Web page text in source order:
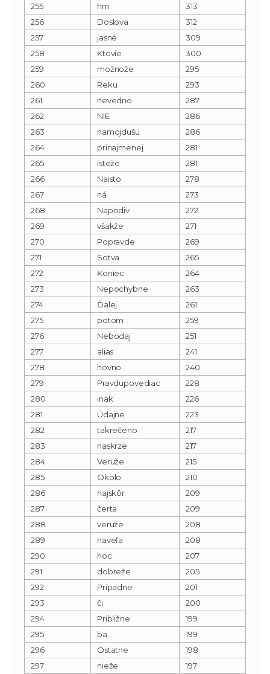
255
hm
313
256
Doslova
312
257
jasné
309
258
Ktovie
300
259
možnože
295
260
Reku
293
261
nevedno
287
262
NIE
286
263
namojdušu
286
264
prinajmenej
281
265
isteže
281
266
Naisto
278
267
ná
273
268
Napodiv
272
269
všakže
271
270
Popravde
269
271
Sotva
265
272
Koniec
264
273
Nepochybne
263
274
Ďalej
261
275
potom
259
276
Nebodaj
251
277
alias
241
278
hovno
240
279
Pravdupovediac
228
280
inak
226
281
Údajne
223
282
takrečeno
217
283
naskrze
217
284
Veruže
215
285
Okolo
210
286
najskôr
209
287
čerta
209
288
veruže
208
289
naveľa
208
290
hoc
207
291
dobreže
205
292
Prípadne
201
293
či
200
294
Približne
199
295
ba
199
296
Ostatne
198
297
nieže 197